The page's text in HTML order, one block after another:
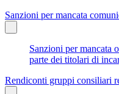
Sanzioni per mancata
Sanzioni per mancata
parte dei titolari di
Rendiconti gruppi consiliari